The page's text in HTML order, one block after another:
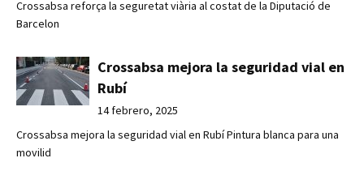
Crossabsa reforça la seguretat viària al costat de la Diputació de
Barcelon
Crossabsa mejora la seguridad vial en
Rubí
14 febrero, 2025
Crossabsa mejora la seguridad vial en Rubí Pintura blanca para una
movilid